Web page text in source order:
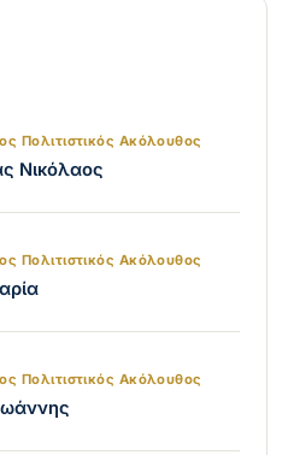
Πολιτιστικός Ακόλουθος
Νικόλαος
Πολιτιστικός Ακόλουθος
Πολιτιστικός Ακόλουθος